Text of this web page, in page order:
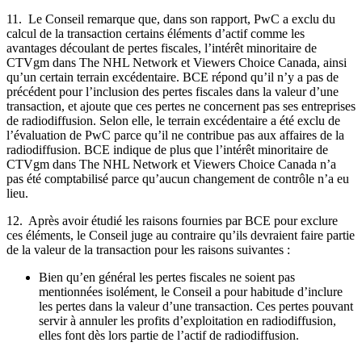
11. Le Conseil remarque que, dans son rapport, PwC a exclu du
calcul de la transaction certains éléments d’actif comme les
avantages découlant de pertes fiscales, l’intérêt minoritaire de
CTVgm dans The NHL Network et Viewers Choice Canada, ainsi
qu’un certain terrain excédentaire. BCE répond qu’il n’y a pas de
précédent pour l’inclusion des pertes fiscales dans la valeur d’une
transaction, et ajoute que ces pertes ne concernent pas ses entreprises
de radiodiffusion. Selon elle, le terrain excédentaire a été exclu de
l’évaluation de PwC parce qu’il ne contribue pas aux affaires de la
radiodiffusion. BCE indique de plus que l’intérêt minoritaire de
CTVgm dans The NHL Network et Viewers Choice Canada n’a
pas été comptabilisé parce qu’aucun changement de contrôle n’a eu
lieu.
12. Après avoir étudié les raisons fournies par BCE pour exclure
ces éléments, le Conseil juge au contraire qu’ils devraient faire partie
de la valeur de la transaction pour les raisons suivantes :
Bien qu’en général les pertes fiscales ne soient pas
mentionnées isolément, le Conseil a pour habitude d’inclure
les pertes dans la valeur d’une transaction. Ces pertes pouvant
servir à annuler les profits d’exploitation en radiodiffusion,
elles font dès lors partie de l’actif de radiodiffusion.